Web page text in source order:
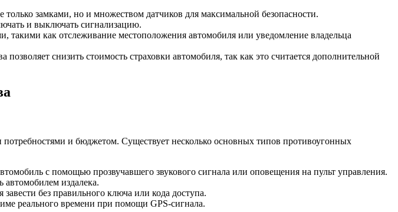
замками, но и множеством датчиков для максимальной безопасности.
и выключать сигнализацию.
как отслеживание местоположения автомобиля или уведомление владельца
снизить стоимость страховки автомобиля, так как это считается дополнительной
и бюджетом. Существует несколько основных типов противоугонных
с помощью прозвучавшего звукового сигнала или оповещения на пульт управления.
автомобилем издалека.
без правильного ключа или кода доступа.
реального времени при помощи GPS-сигнала.